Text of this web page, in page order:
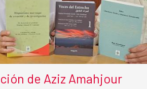
de Aziz Amahjour